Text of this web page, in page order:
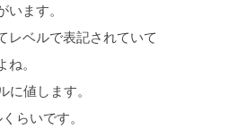
います。
レベルで表記されていて
。
に値します。
らいです。